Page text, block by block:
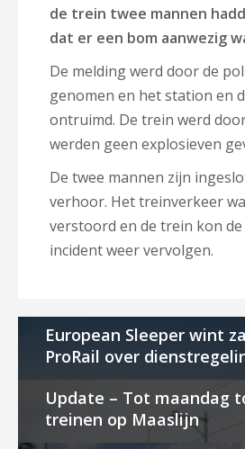
de trein twee mannen
dat er een bom aanwezig
De melding werd door de
genomen en het station en
ontruimd. De trein werd
werden geen explosieven
De twee mannen zijn
verhoor. Het treinverkeer
verstoord en de trein kon
incident weer vervolgen.
European Sleeper wint
ProRail over
Update – Tot maandag
treinen op Maaslijn